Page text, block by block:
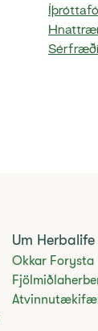
Um Herbalife
Okkar Forysta